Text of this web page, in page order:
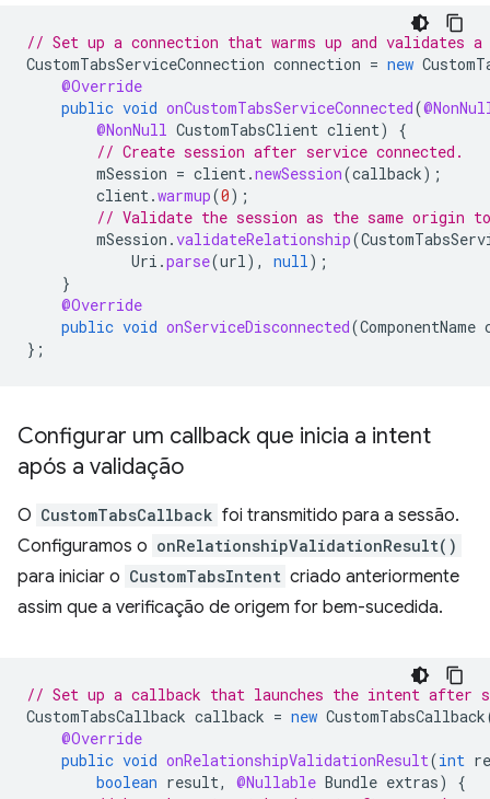
// Set up a connection that warms up and validates a
CustomTabsServiceConnection connection = new
@Override
public void onCustomTabsServiceConnected(
@NonNull CustomTabsClient client)
{
// Create session after service connected.
mSession = client.newSession(callback);
client.warmup(0);
// Validate the session as the same origin
mSession .validateRelationship(
Uri .parse(url), null);
}
@Override
public void onServiceDisconnected(ComponentName
};
Configurar um callback que inicia a intent
após a validação
O CustomTabsCallback foi transmitido para a sessão.
Configuramos o onRelationshipValidationResult()
para iniciar o CustomTabsIntent criado anteriormente
assim que a verificação de origem for bem-sucedida.
// Set up a callback that launches the intent after
CustomTabsCallback callback = new CustomTabsCallback
@Override
public void onRelationshipValidationResult(int
boolean result, @Nullable Bundle extras)
{